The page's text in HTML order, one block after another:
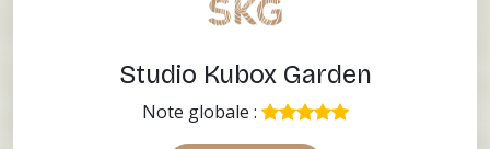
Studio Kubox Garden
Note globale :